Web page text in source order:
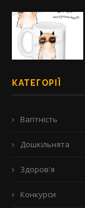
КАТЕГОРІЇ
Вагітність
Дошкільнята
Здоров'я
Конкурси